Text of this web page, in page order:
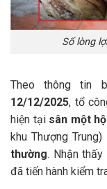
Số lòng
Theo thông tin
12/12/2025, tổ
hiện tại sân một
khu Thượng
thường. Nhận
đã tiến hành kiểm